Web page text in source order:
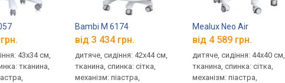
43x34 см,
тканина,
Bambi M 6174
від 3 434 грн.
дитяче, сидіння: 42x44 см,
тканина, спинка: сітка,
механізм: піастра,
Mealux Neo Air
від 4 589 грн.
дитяче, сидіння: 44x40 см,
тканина, спинка: сітка,
механізм: піастра,